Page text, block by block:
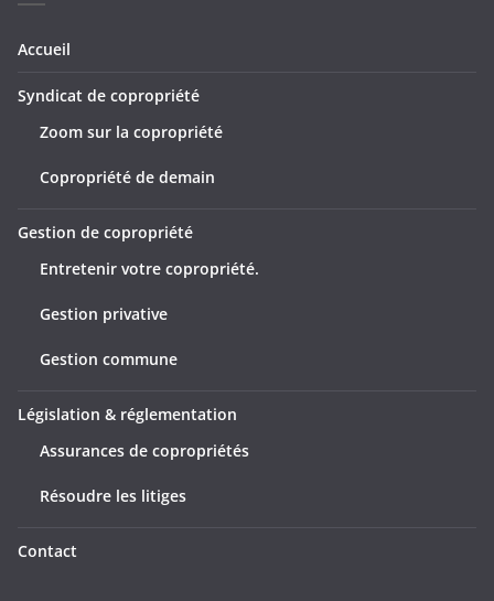
Accueil
Syndicat de copropriété
Zoom sur la copropriété
Copropriété de demain
Gestion de copropriété
Entretenir votre copropriété.
Gestion privative
Gestion commune
Législation & réglementation
Assurances de copropriétés
Résoudre les litiges
Contact